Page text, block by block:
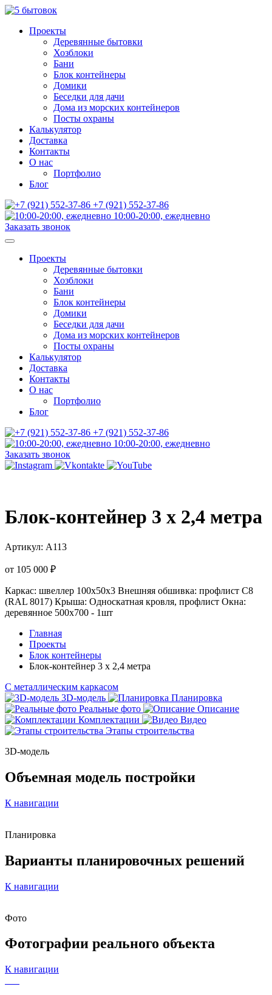
Проекты
Деревянные бытовки
Хозблоки
Бани
Блок контейнеры
Домики
Беседки для дачи
Дома из морских контейнеров
Посты охраны
Калькулятор
Доставка
Контакты
О нас
Портфолио
Блог
+7 (921) 552-37-86
10:00-20:00, ежедневно
Заказать звонок
Проекты
Деревянные бытовки
Хозблоки
Бани
Блок контейнеры
Домики
Беседки для дачи
Дома из морских контейнеров
Посты охраны
Калькулятор
Доставка
Контакты
О нас
Портфолио
Блог
+7 (921) 552-37-86
10:00-20:00, ежедневно
Заказать звонок
Блок-контейнер 3 х 2,4 метра
Артикул: А113
от 105 000 ₽
Каркас: швеллер 100х50х3 Внешняя обшивка: профлист С8
(RAL 8017) Крыша: Односкатная кровля, профлист Окна:
деревянное 500х700 - 1шт
Главная
Проекты
Блок контейнеры
Блок-контейнер 3 х 2,4 метра
С металлическим каркасом
3D-модель
Планировка
Реальные фото
Описание
Комплектации
Видео
Этапы строительства
3D-модель
Объемная модель постройки
К навигации
Планировка
Варианты планировочных решений
К навигации
Фото
Фотографии реального объекта
К навигации